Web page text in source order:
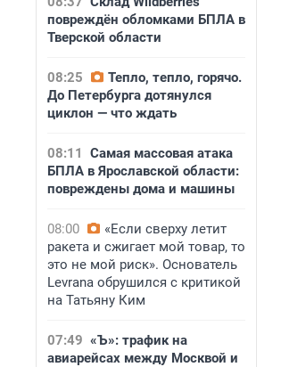
повреждён обломками БПЛА в
Тверской области
08:25
Тепло, тепло, горячо.
До Петербурга дотянулся
циклон — что ждать
08:11
Самая массовая атака
БПЛА в Ярославской области:
повреждены дома и машины
08:00
«Если сверху летит
ракета и сжигает мой товар, то
это не мой риск». Основатель
Levrana обрушился с критикой
на Татьяну Ким
07:49 «Ъ»: трафик на
авиарейсах между Москвой и